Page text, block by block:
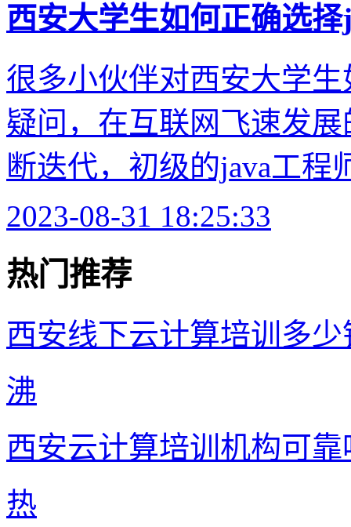
西安大学生如何正确选
很多小伙伴对西安大学
疑问，在互联网飞速发
断迭代，初级的java工程
2023-08-31 18:25:33
热门推荐
西安线下云计算培训多少
沸
西安云计算培训机构可靠
热